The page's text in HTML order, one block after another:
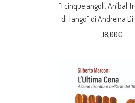
“I cinque angoli. Aníbal
di Tango” di Andreina
18,00€